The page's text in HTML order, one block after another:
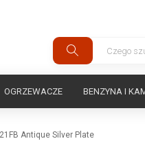
OGRZEWACZE BENZYNA I
Antique Silver Plate